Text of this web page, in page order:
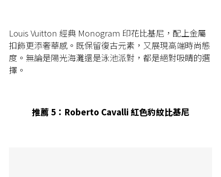
Louis Vuitton 經典 Monogram 印花比基尼，配上金屬
扣飾更添奢華感。既保留復古元素，又展現高端時尚態
度。無論是陽光海灘還是泳池派對，都是絕對吸睛的選
擇。
推薦 5：Roberto Cavalli 紅色豹紋比基尼